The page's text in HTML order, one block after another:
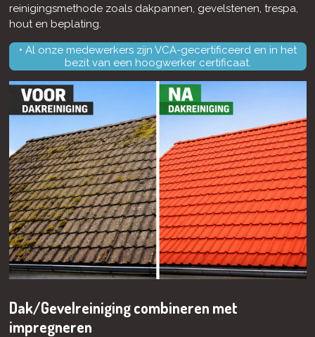
reinigingsmethode zoals dakpannen, gevelstenen, trespa,
hout en beplating.
• Al onze medewerkers zijn VCA-gecertificeerd en in het
bezit van een hoogwerker certificaat.
Dak/Gevelreiniging combineren met
impregneren